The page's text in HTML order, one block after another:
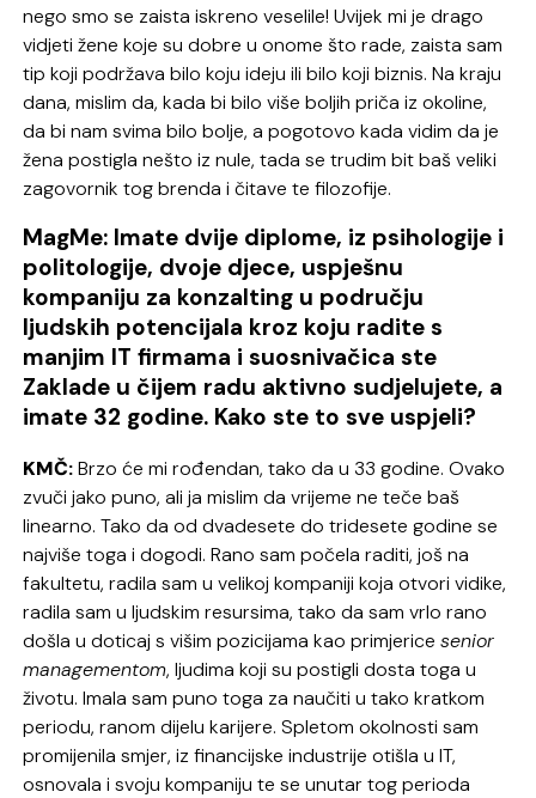
nego smo se zaista iskreno veselile! Uvijek mi je drago
vidjeti žene koje su dobre u onome što rade, zaista sam
tip koji podržava bilo koju ideju ili bilo koji biznis. Na kraju
dana, mislim da, kada bi bilo više boljih priča iz okoline,
da bi nam svima bilo bolje, a pogotovo kada vidim da je
žena postigla nešto iz nule, tada se trudim bit baš veliki
zagovornik tog brenda i čitave te filozofije.
MagMe: Imate dvije diplome, iz psihologije i
politologije, dvoje djece, uspješnu
kompaniju za konzalting u području
ljudskih potencijala kroz koju radite s
manjim IT firmama i suosnivačica ste
Zaklade u čijem radu aktivno sudjelujete, a
imate 32 godine. Kako ste to sve uspjeli?
KMČ:Brzo će mi rođendan, tako da u 33 godine. Ovako
zvuči jako puno, ali ja mislim da vrijeme ne teče baš
linearno. Tako da od dvadesete do tridesete godine se
najviše toga i dogodi. Rano sam počela raditi, još na
fakultetu, radila sam u velikoj kompaniji koja otvori vidike,
radila sam u ljudskim resursima, tako da sam vrlo rano
došla u doticaj s višim pozicijama kao primjericesenior
managementom, ljudima koji su postigli dosta toga u
životu. Imala sam puno toga za naučiti u tako kratkom
periodu, ranom dijelu karijere. Spletom okolnosti sam
promijenila smjer, iz financijske industrije otišla u IT,
osnovala i svoju kompaniju te se unutar tog perioda